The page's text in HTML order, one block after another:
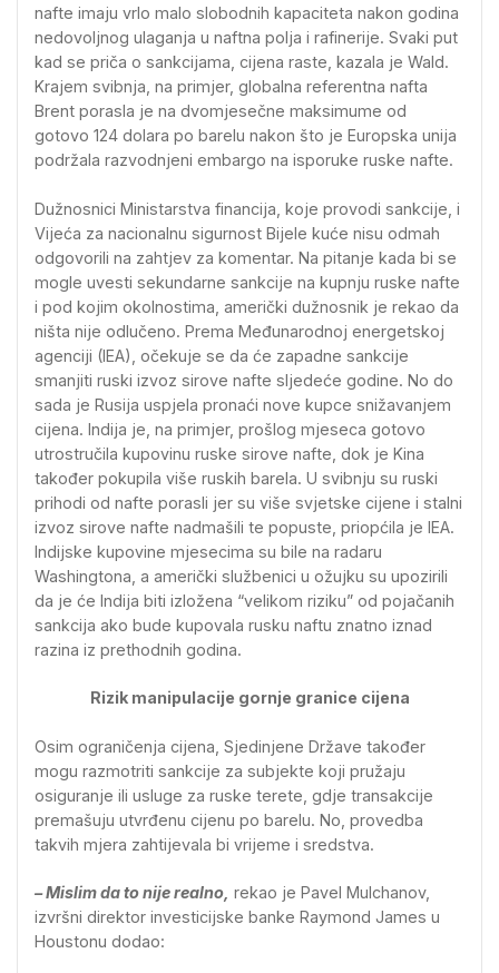
nafte imaju vrlo malo slobodnih kapaciteta nakon godina
nedovoljnog ulaganja u naftna polja i rafinerije. Svaki put
kad se priča o sankcijama, cijena raste, kazala je Wald.
Krajem svibnja, na primjer, globalna referentna nafta
Brent porasla je na dvomjesečne maksimume od
gotovo 124 dolara po barelu nakon što je Europska unija
podržala razvodnjeni embargo na isporuke ruske nafte.
Dužnosnici Ministarstva financija, koje provodi sankcije, i
Vijeća za nacionalnu sigurnost Bijele kuće nisu odmah
odgovorili na zahtjev za komentar. Na pitanje kada bi se
mogle uvesti sekundarne sankcije na kupnju ruske nafte
i pod kojim okolnostima, američki dužnosnik je rekao da
ništa nije odlučeno. Prema Međunarodnoj energetskoj
agenciji (IEA), očekuje se da će zapadne sankcije
smanjiti ruski izvoz sirove nafte sljedeće godine. No do
sada je Rusija uspjela pronaći nove kupce snižavanjem
cijena. Indija je, na primjer, prošlog mjeseca gotovo
utrostručila kupovinu ruske sirove nafte, dok je Kina
također pokupila više ruskih barela. U svibnju su ruski
prihodi od nafte porasli jer su više svjetske cijene i stalni
izvoz sirove nafte nadmašili te popuste, priopćila je IEA.
Indijske kupovine mjesecima su bile na radaru
Washingtona, a američki službenici u ožujku su upozirili
da je će Indija biti izložena “velikom riziku” od pojačanih
sankcija ako bude kupovala rusku naftu znatno iznad
razina iz prethodnih godina.
Rizik manipulacije gornje granice cijena
Osim ograničenja cijena, Sjedinjene Države također
mogu razmotriti sankcije za subjekte koji pružaju
osiguranje ili usluge za ruske terete, gdje transakcije
premašuju utvrđenu cijenu po barelu. No, provedba
takvih mjera zahtijevala bi vrijeme i sredstva.
– Mislim da to nije realno, rekao je Pavel Mulchanov,
izvršni direktor investicijske banke Raymond James u
Houstonu dodao: